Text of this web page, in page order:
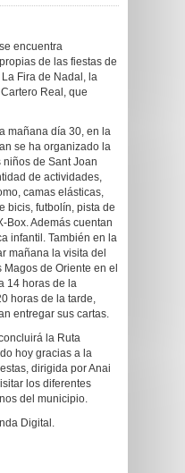
encuentra
de las fiestas de
Fira de Nadal, la
Real, que
mañana día 30, en la
se ha organizado la
de Sant Joan
de actividades,
camas elásticas,
bicis, futbolín, pista de
Box. Además cuentan
infantil. También en la
mañana la visita del
de Oriente en el
14 horas de la
horas de la tarde,
entregar sus cartas.
la Ruta
hoy gracias a la
dirigida por Anai
los diferentes
del municipio.
Digital.